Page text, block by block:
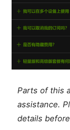
Parts of this
assistance.
details